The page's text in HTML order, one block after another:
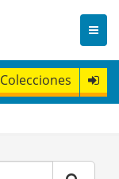
Colecciones